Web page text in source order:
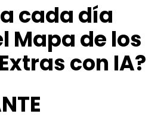
cada día
Mapa de los
con IA?